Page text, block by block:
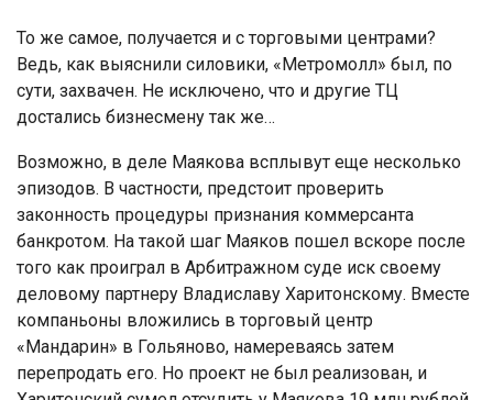
То же самое, получается и с торговыми центрами?
Ведь, как выяснили силовики, «Метромолл» был, по
сути, захвачен. Не исключено, что и другие ТЦ
достались бизнесмену так же…
Возможно, в деле Маякова всплывут еще несколько
эпизодов. В частности, предстоит проверить
законность процедуры признания коммерсанта
банкротом. На такой шаг Маяков пошел вскоре после
того как проиграл в Арбитражном суде иск своему
деловому партнеру Владиславу Харитонскому. Вместе
компаньоны вложились в торговый центр
«Мандарин» в Гольяново, намереваясь затем
перепродать его. Но проект не был реализован, и